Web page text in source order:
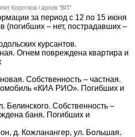
Коротков / архив "ВП"
за период с 12 по 15 июня
(погибших – нет, пострадавших –
курсантов.
Огнем повреждена квартира и
Собственность – частная.
«КИА РИО». Погибших и
Белинского. Собственность –
баня. Погибших и
д. Кожланангер, ул. Большая.